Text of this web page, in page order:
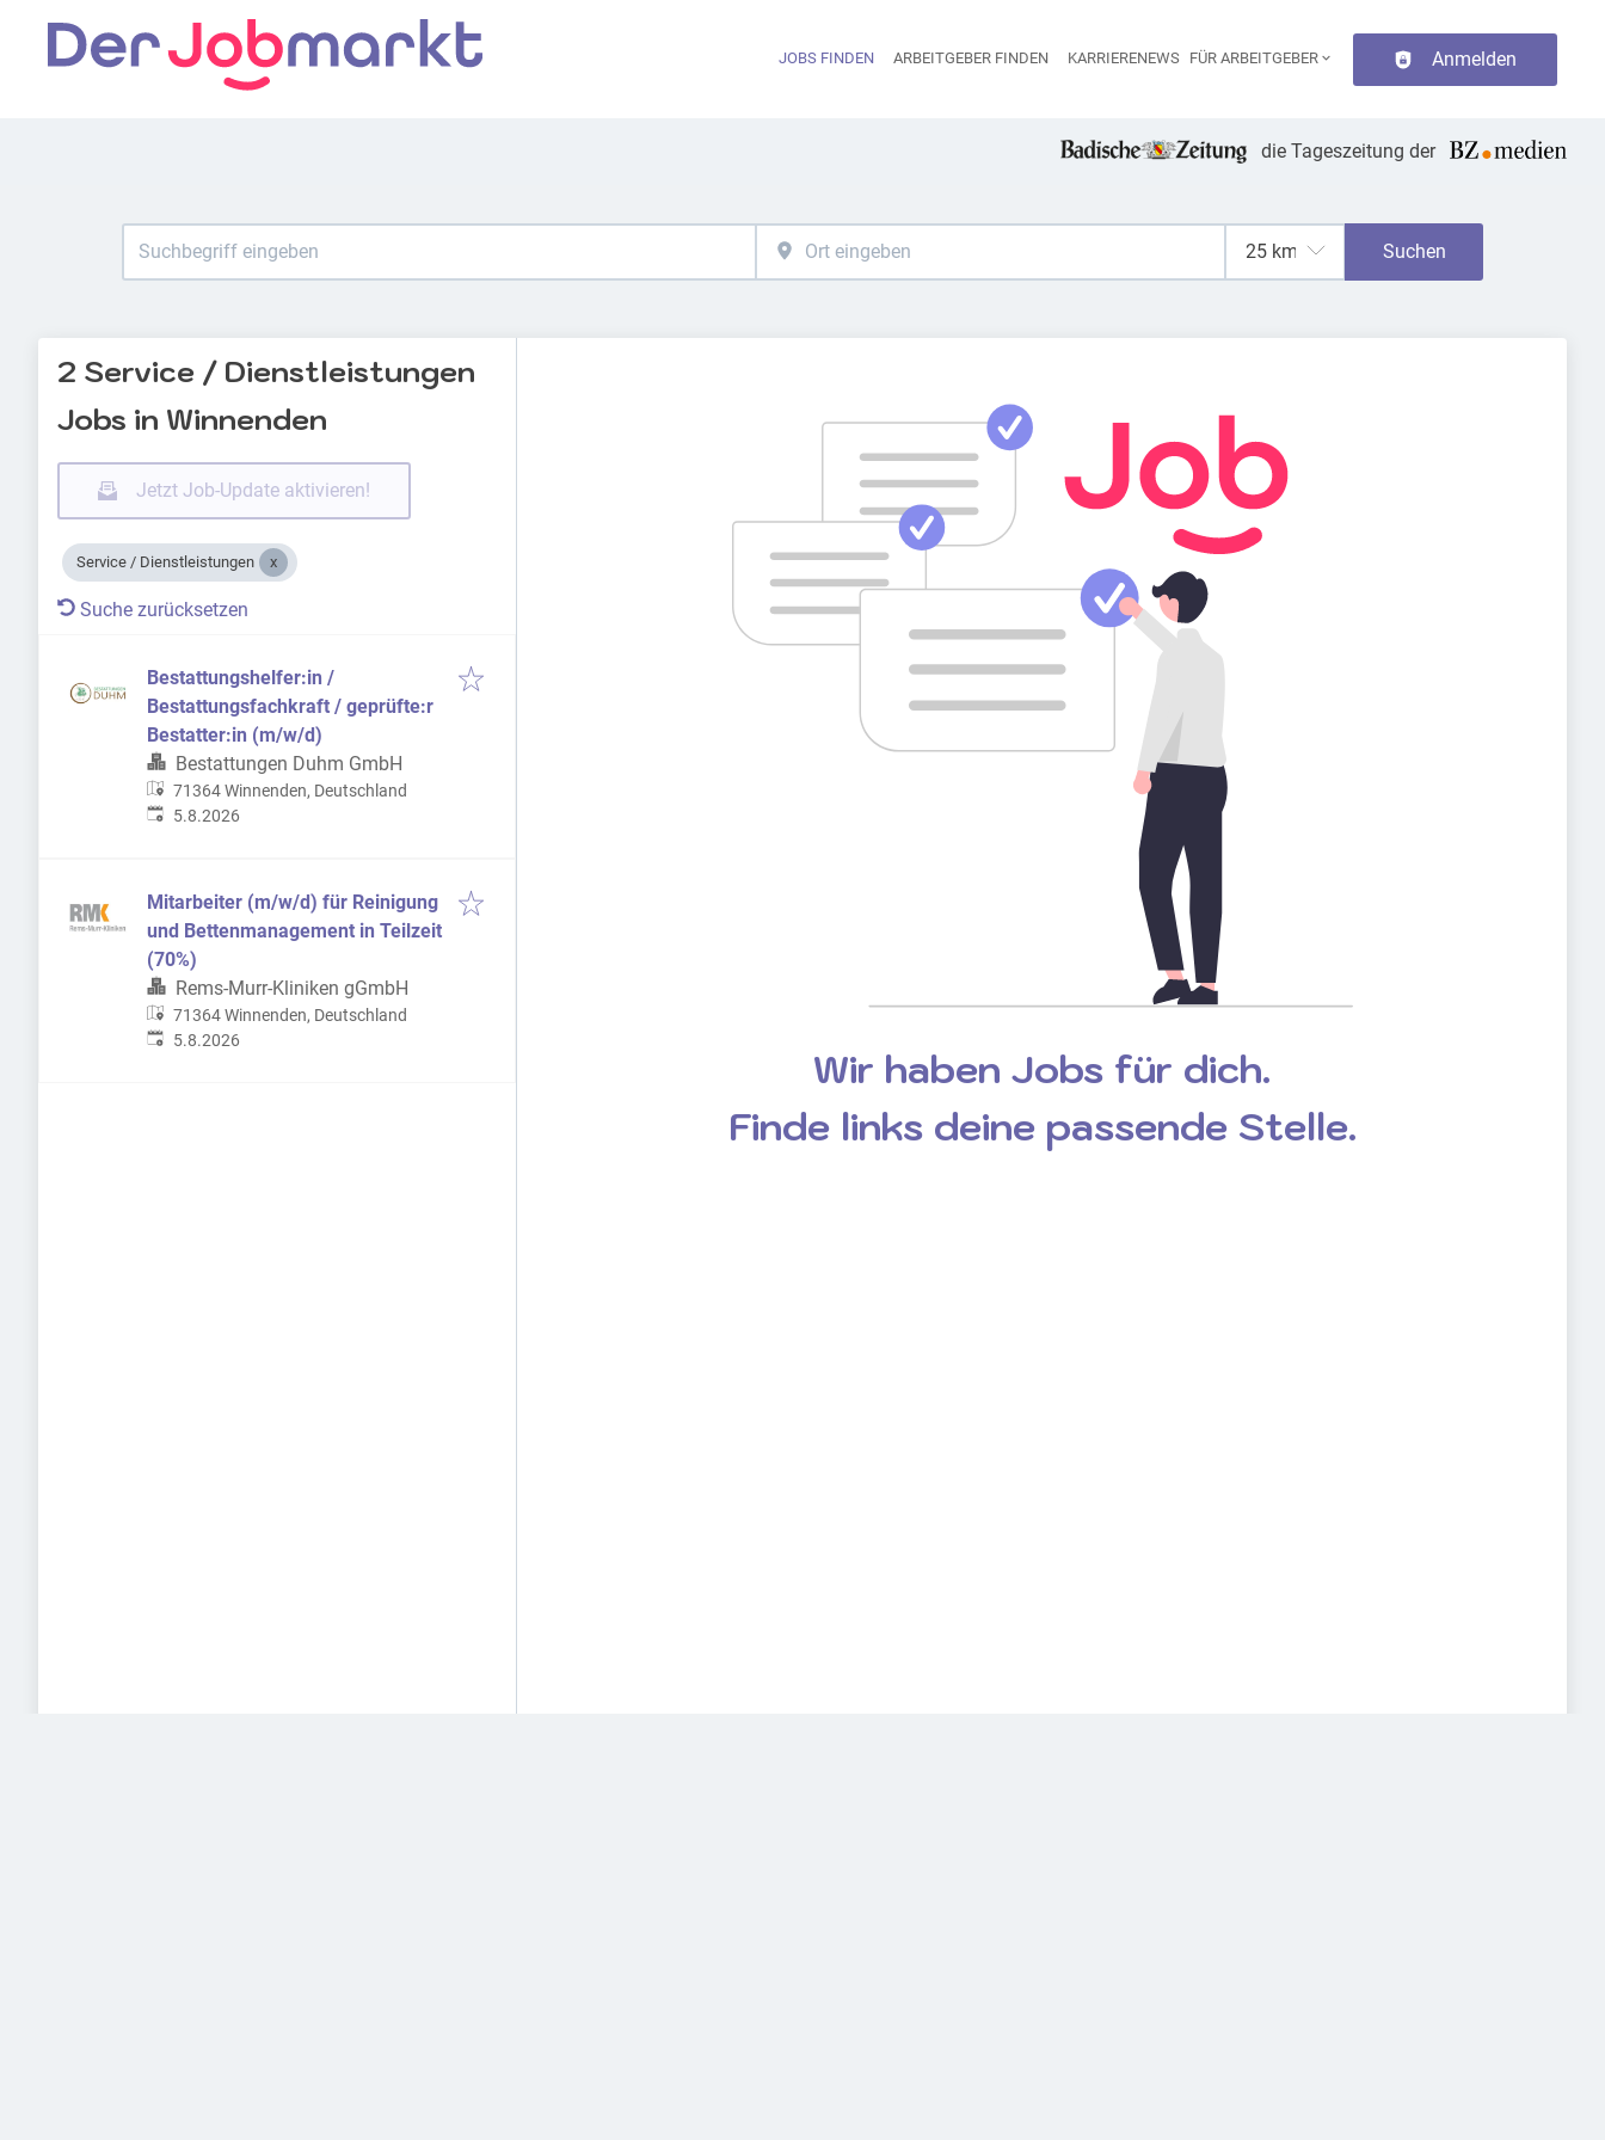
Haupt-Navigation
JOBS FINDEN ARBEITGEBER FINDEN KARRIERENEWS FÜR ARBEITGEBER Anmelden
die Tageszeitung der
Suchen
2 Service / Dienstleistungen
Jobs in Winnenden
Jetzt Job-Update aktivieren!
Service / Dienstleistungen
Suche zurücksetzen
Bestattungshelfer:in /
Bestattungsfachkraft / geprüfte:r
Bestatter:in (m/w/d)
Bestattungen Duhm GmbH
71364 Winnenden, Deutschland
Veröffentlicht
5.8.2026
Mitarbeiter (m/w/d) für Reinigung
und Bettenmanagement in Teilzeit
(70%)
Rems-Murr-Kliniken gGmbH
71364 Winnenden, Deutschland
Veröffentlicht
5.8.2026
Wir haben Jobs für dich.
Finde links deine passende Stelle.